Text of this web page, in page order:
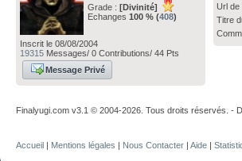
Grade : [Divinité]
Echanges 100 % (408)
Inscrit le 08/08/2004
19315 Messages/ 0 Contributions/ 44 Pts
Message Privé
Url de
Titre
Finalyugi.com v3.1 © 2004-2026. Tous droits réservés. -
Accueil | Mentions légales | Nous Contacter | Aide |